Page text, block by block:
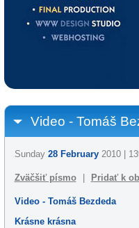
Video - Tomáš
Sunday 28 February2010 |
Zväčšiť písmo Pridať k
Video - Tomáš Bezdeda
Krásne krásna